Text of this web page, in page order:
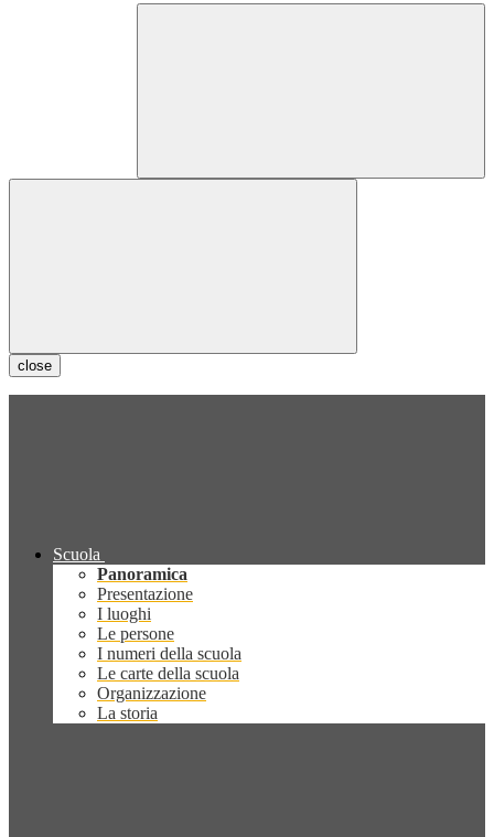
close
Scuola
Panoramica
Presentazione
I luoghi
Le persone
I numeri della scuola
Le carte della scuola
Organizzazione
La storia